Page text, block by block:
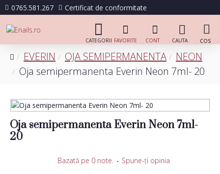
0765.581.267 Certificat de conformitate
EVERIN OJA SEMIPERMANENTA
NEON
Oja semipermanenta Everin Neon 7ml- 20
Oja semipermanenta Everin Neon 7ml-
20
Bazată pe 0 note. - Spune-ţi opinia